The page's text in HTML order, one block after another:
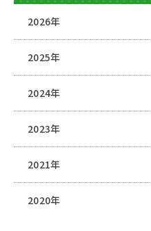
2026年
2025年
2024年
2023年
2021年
2020年